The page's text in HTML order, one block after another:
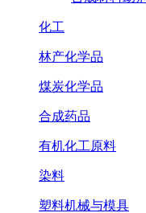
化工
林产化学品
煤炭化学品
合成药品
有机化工原料
染料
塑料机械与模具